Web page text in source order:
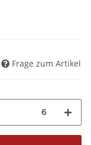
Frage zum Artikel
6